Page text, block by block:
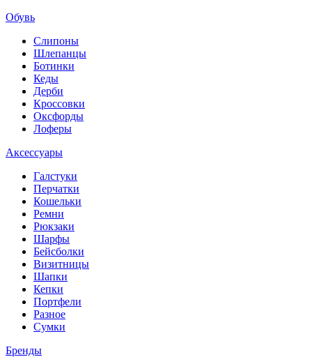
Обувь
Слипоны
Шлепанцы
Ботинки
Кеды
Дерби
Кроссовки
Оксфорды
Лоферы
Аксессуары
Галстуки
Перчатки
Кошельки
Ремни
Рюкзаки
Шарфы
Бейсболки
Визитницы
Шапки
Кепки
Портфели
Разное
Сумки
Бренды